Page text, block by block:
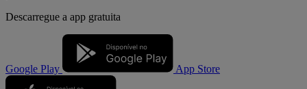
Descarregue a app gratuita
Google Play App Store